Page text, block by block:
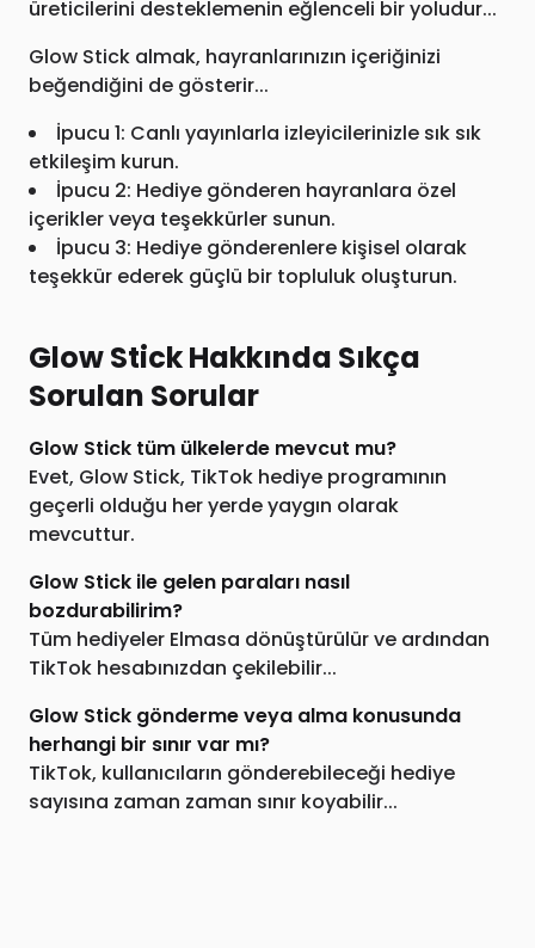
üreticilerini desteklemenin eğlenceli bir yoludur...
Glow Stick almak, hayranlarınızın içeriğinizi
beğendiğini de gösterir...
İpucu 1: Canlı yayınlarla izleyicilerinizle sık sık
etkileşim kurun.
İpucu 2: Hediye gönderen hayranlara özel
içerikler veya teşekkürler sunun.
İpucu 3: Hediye gönderenlere kişisel olarak
teşekkür ederek güçlü bir topluluk oluşturun.
Glow Stick Hakkında Sıkça
Sorulan Sorular
Glow Stick tüm ülkelerde mevcut mu?
Evet, Glow Stick, TikTok hediye programının
geçerli olduğu her yerde yaygın olarak
mevcuttur.
Glow Stick ile gelen paraları nasıl
bozdurabilirim?
Tüm hediyeler Elmasa dönüştürülür ve ardından
TikTok hesabınızdan çekilebilir...
Glow Stick gönderme veya alma konusunda
herhangi bir sınır var mı?
TikTok, kullanıcıların gönderebileceği hediye
sayısına zaman zaman sınır koyabilir...